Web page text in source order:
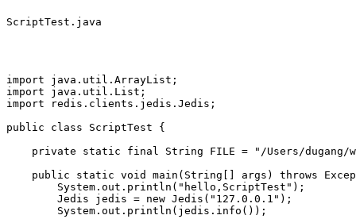
ScriptTest.java
import java.util.ArrayList;
import java.util.List;
import redis.clients.jedis.Jedis;
public class ScriptTest {
private static final String FILE = "/Users/
public static void main(String[] args) throws
        System.out.println("hello,ScriptTest");
        Jedis jedis = new Jedis("127.0.0.1");
        System.out.println(jedis.info());